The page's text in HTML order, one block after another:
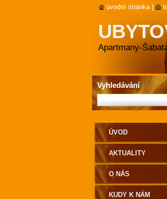
Apartmany-
ÚVOD
AKTUALITY
O NÁS
KUDY K NÁM
Vyhledávání
úvodní stránka